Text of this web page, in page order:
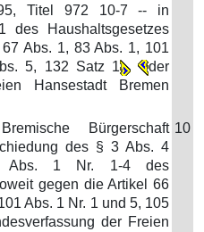
Titel 972 10-7 -- in
Haushaltsgesetzes
Abs. 1, 83 Abs. 1, 101
5, 132 Satz 1
der
Hansestadt Bremen
Bürgerschaft
des § 3 Abs. 4
1 Nr. 1-4 des
gegen die Artikel 66
Abs. 1 Nr. 1 und 5, 105
der Freien
10